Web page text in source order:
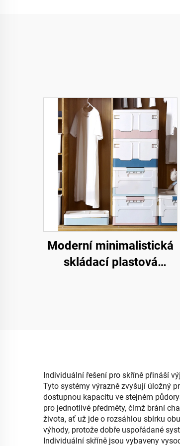
Moderní minimalistická
skládací plastová
Individuální řešení pro skříně přináší
Tyto systémy výrazně zvyšují úložný
dostupnou kapacitu ve stejném
pro jednotlivé předměty, čímž brání
života, ať už jde o rozsáhlou sbírku
výhody, protože dobře uspořádané
Individuální skříně jsou vybaveny